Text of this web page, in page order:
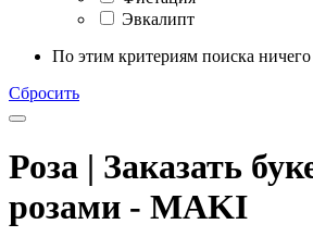
Эвкалипт
По этим критериям поиска
Сбросить
Роза | Заказать
розами - MAKI